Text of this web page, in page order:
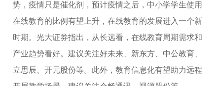
势，疫情只是催化剂，预计疫情之后，中小学学生使用
在线教育的比例有望上升，在线教育的发展进入一个新
时期。光大证券指出，从长远看，在线教育周期需求和
产业趋势看好。建议关注好未来、新东方、中公教育、
立思辰、开元股份等。此外，教育信息化有望助力远程